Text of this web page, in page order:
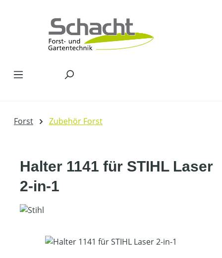
Forst Zubehör Forst
Halter 1141 für STIHL Laser
2-in-1
Bildergalerie überspringen